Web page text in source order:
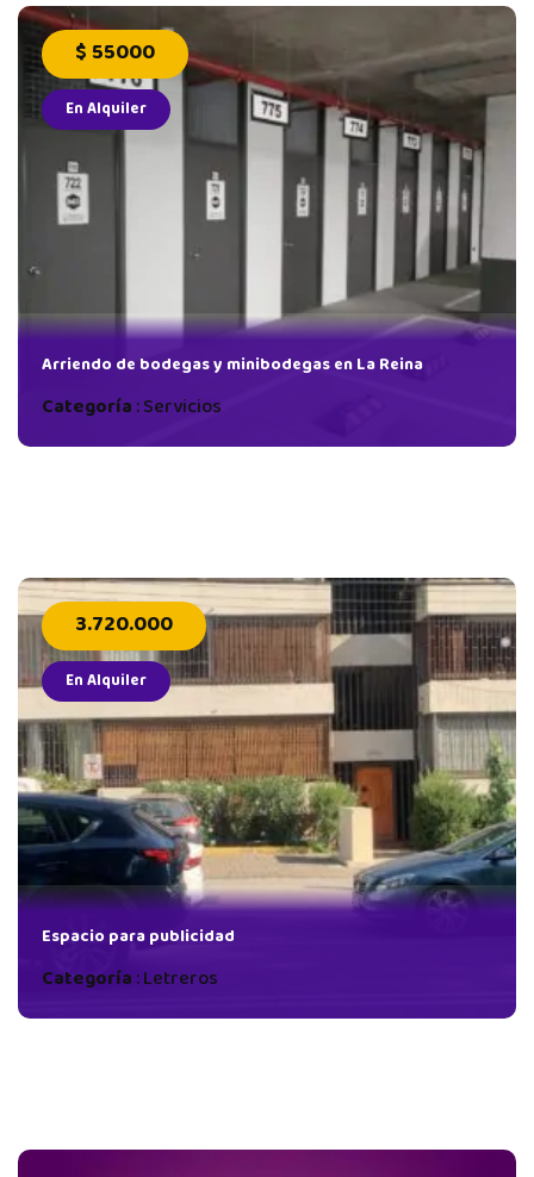
$ 55000
En Alquiler
Arriendo de bodegas y minibodegas en La Reina
Categoría:Servicios
3.720.000
En Alquiler
Espacio para publicidad
Categoría:Letreros